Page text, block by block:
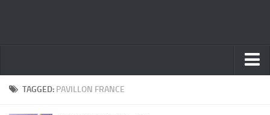
ACTUALITÉ
TAGGED: PAVILLON FRANCE